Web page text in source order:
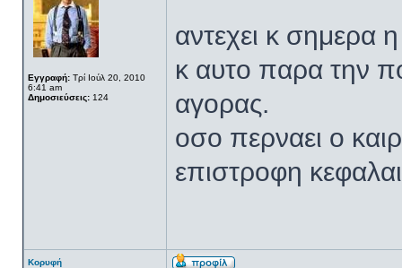
Εγγραφή: Τρί Ιούλ 20, 2010
6:41 am
Δημοσιεύσεις: 124
αντεχει κ σημερα
κ αυτο παρα την
αγορας.
οσο περναει ο
επιστροφη
Κορυφή